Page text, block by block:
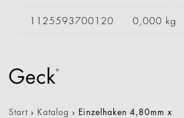
1125593700120 0,000 kg
Start › Katalog › Einzelhaken 4,80mm x